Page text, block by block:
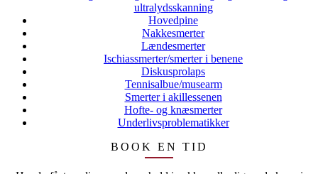
ultralydsskanning
Hovedpine
Nakkesmerter
Lændesmerter
Ischiassmerter/smerter i benene
Diskusprolaps
Tennisalbue/musearm
Smerter i akillessenen
Hofte- og knæsmerter
Underlivsproblematikker
BOOK EN TID